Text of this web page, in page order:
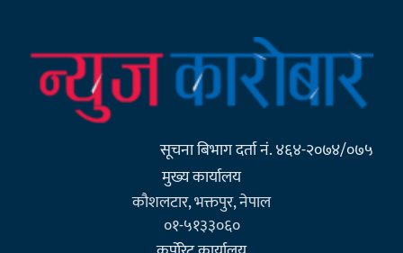
सूचना बिभाग दर्ता नं. ४६४-२०७४/०७५
मुख्य कार्यालय
कौशलटार, भक्तपुर, नेपाल
०१-५१३३०६०